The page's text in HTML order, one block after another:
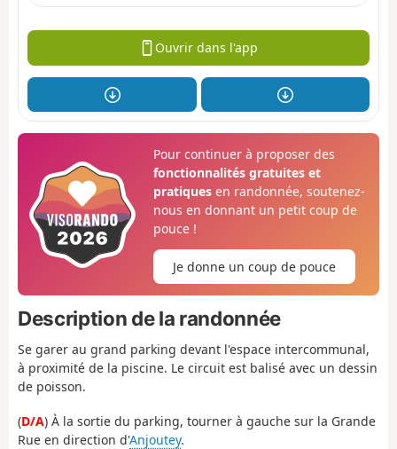
Ouvrir dans l'app
Pour continuer à proposer des
fonctionnalités gratuites et
pratiquesen randonnée, soutenez-
nous en donnant un petit coup de
pouce !
Je donne un coup de pouce
Description de la randonnée
Se garer au grand parking devant l'espace intercommunal,
à proximité de la piscine. Le circuit est balisé avec un dessin
de poisson.
(D/A) À la sortie du parking, tourner à gauche sur la Grande
Rue en direction d'Anjoutey.